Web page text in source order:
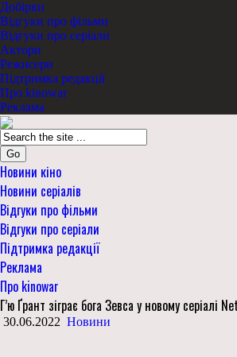
Добірки
Відгуки про фільми
Відгуки про серіали
Актори
Режисери
Підтримка редакції
Про kinowar
Реклама
Go
Новини кіно
Новини серіалів
Відгуки про фільми
Відгуки про серіали
Підтримка редакції
Реклама
Про kinowar
Г’ю Ґрант зіграє бога Зевса у новому серіалі
30.06.2022 Новини